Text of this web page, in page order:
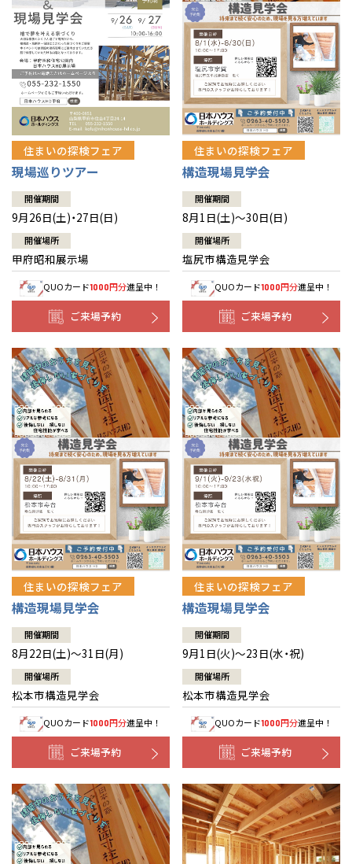
住まいの探検フェア
現場巡りツアー
開催期間
9月26日(土)・27日(日)
開催場所
甲府昭和展示場
QUOカード1000円分進呈中！
ご来場予約
住まいの探検フェア
構造現場見学会
開催期間
8月1日(土)～30日(日)
開催場所
塩尻市構造見学会
QUOカード1000円分進呈中！
ご来場予約
住まいの探検フェア
構造現場見学会
開催期間
8月22日(土)～31日(月)
開催場所
松本市構造見学会
QUOカード1000円分進呈中！
ご来場予約
住まいの探検フェア
構造現場見学会
開催期間
9月1日(火)～23日(水・祝)
開催場所
松本市構造見学会
QUOカード1000円分進呈中！
ご来場予約